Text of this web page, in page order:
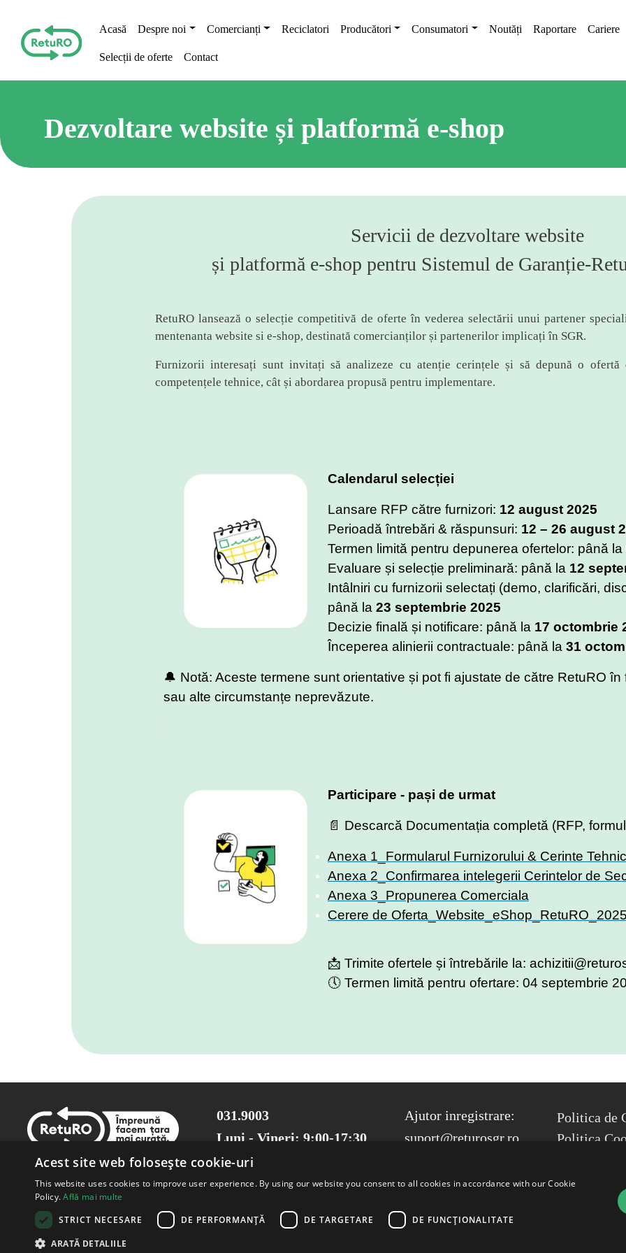
Main navigation
Acasă Despre noi Comercianți Reciclatori Producători Consumatori Noutăți Raportare Cariere
Selecții de oferte Contact
Dezvoltare website și platformă e-shop
Servicii de dezvoltare website
și platformă e-shop pentru Sistemul de Garanție-
RetuRO lansează o selecție competitivă de oferte în vederea selectării unui partener
mentenanta website si e-shop, destinată comercianților și partenerilor implicați în SGR.
Furnizorii interesați sunt invitați să analizeze cu atenție cerințele și să depună o ofertă
competențele tehnice, cât și abordarea propusă pentru implementare.
Calendarul selecției
Lansare RFP către furnizori: 12 august 2025
Perioadă întrebări & răspunsuri: 12 – 26 august
Termen limită pentru depunerea ofertelor: până la
Evaluare și selecție preliminară: până la 12
Intâlniri cu furnizorii selectați (demo, clarificări,
până la 23 septembrie 2025
Decizie finală și notificare: până la 17 octombrie
Începerea alinierii contractuale: până la 31
🔔 Notă: Aceste termene sunt orientative și pot fi ajustate de către RetuRO
sau alte circumstanțe neprevăzute.
Participare - pași de urmat
📄 Descarcă Documentația completă (RFP,
Anexa 1_Formularul Furnizorului & Cerinte
Anexa 2_Confirmarea intelegerii Cerintelor de
Anexa 3_Propunerea Comerciala
Cerere de Oferta_Website_eShop_RetuRO_2025
📩 Trimite ofertele și întrebările la:
🕔 Termen limită pentru ofertare: 04 septembrie
031.9003
Luni - Vineri: 9:00-17:30
Ajutor inregistrare:
suport@returosgr.ro
FOOTER
Politica de
Politica
Termeni si
Acest site web folosește cookie-uri
This website uses cookies to improve user experience. By using our website you consent to all cookies in accordance with our Cookie
Policy.Află mai multe
STRICT NECESARE
DE PERFORMANȚĂ DE TARGETARE DE FUNCŢIONALITATE
ARATĂ DETALIILE